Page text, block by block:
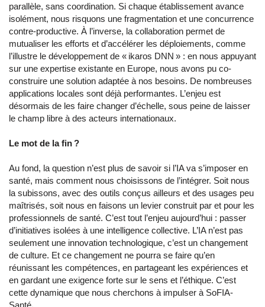
parallèle, sans coordination. Si chaque établissement avance
isolément, nous risquons une fragmentation et une concurrence
contre-productive. À l’inverse, la collaboration permet de
mutualiser les efforts et d’accélérer les déploiements, comme
l’illustre le développement de « ikaros DNN » : en nous appuyant
sur une expertise existante en Europe, nous avons pu co-
construire une solution adaptée à nos besoins. De nombreuses
applications locales sont déjà performantes. L’enjeu est
désormais de les faire changer d’échelle, sous peine de laisser
le champ libre à des acteurs internationaux.
Le mot de la fin ?
Au fond, la question n’est plus de savoir si l’IA va s’imposer en
santé, mais comment nous choisissons de l’intégrer. Soit nous
la subissons, avec des outils conçus ailleurs et des usages peu
maîtrisés, soit nous en faisons un levier construit par et pour les
professionnels de santé. C’est tout l’enjeu aujourd’hui : passer
d’initiatives isolées à une intelligence collective. L’IA n’est pas
seulement une innovation technologique, c’est un changement
de culture. Et ce changement ne pourra se faire qu’en
réunissant les compétences, en partageant les expériences et
en gardant une exigence forte sur le sens et l’éthique. C’est
cette dynamique que nous cherchons à impulser à SoFIA-
Santé.